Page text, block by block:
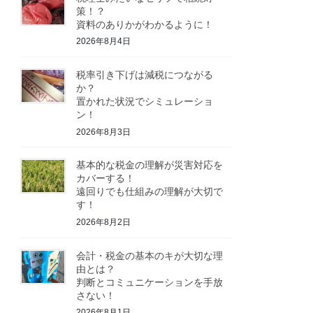
策！？
資料のありかがわかるように！
2026年8月4日
税率引き下げは減税につながる
か？
置かれた状況でシミュレーショ
ン！
2026年8月3日
基本的な税金の理解が災害対応を
カバーする！
遠回りでも仕組みの理解が大切で
す！
2026年8月2日
会計・税金の基本のキが大切な理
由とは？
判断とコミュニケーションを手放
さない！